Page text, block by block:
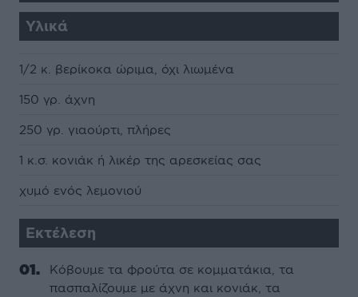
Υλικά
1/2 κ. βερίκοκα ώριμα, όχι λιωμένα
150 γρ. άχνη
250 γρ. γιαούρτι, πλήρες
1 κ.σ. κονιάκ ή λικέρ της αρεσκείας σας
χυμό ενός λεμονιού
Εκτέλεση
Κόβουμε τα φρούτα σε κομματάκια, τα
πασπαλίζουμε με άχνη και κονιάκ, τα